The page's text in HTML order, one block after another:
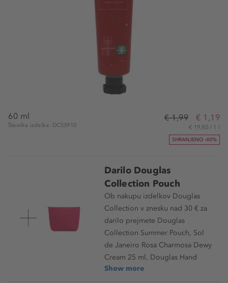
60 ml
Številka izdelka: DC53910
€ 1,99 € 1,19
€ 19,80 / 1 l
SHRANJENO -40%
Darilo Douglas
Collection Pouch
Ob nakupu izdelkov Douglas
Collection v znesku nad 30 € za
darilo prejmete Douglas
Collection Summer Pouch, Sol
de Janeiro Rosa Charmosa Dewy
Cream 25 ml, Douglas Hand
Show more